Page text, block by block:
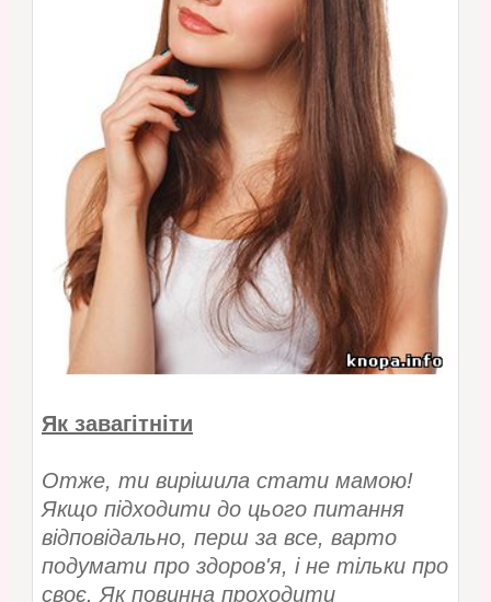
Як завагітніти
Отже, ти вирішила стати мамою!
Якщо підходити до цього питання
відповідально, перш за все, варто
подумати про здоров'я, і не тільки про
своє. Як повинна проходити